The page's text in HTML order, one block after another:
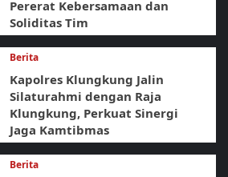
Pererat Kebersamaan dan
Soliditas Tim
Berita
Kapolres Klungkung Jalin
Silaturahmi dengan Raja
Klungkung, Perkuat Sinergi
Jaga Kamtibmas
Berita